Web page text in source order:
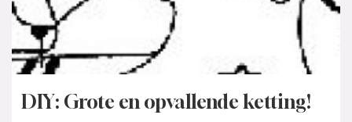
DIY: Grote en opvallende ketting!